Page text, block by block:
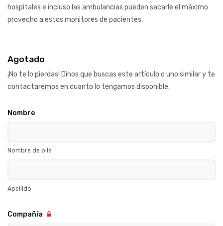
hospitales e incluso las ambulancias pueden sacarle el máximo
provecho a estos monitores de pacientes.
Agotado
¡No te lo pierdas! Dinos que buscas este artículo o uno similar y te
contactaremos en cuanto lo tengamos disponible.
Nombre
Nombre de pila
Apellido
Compañía